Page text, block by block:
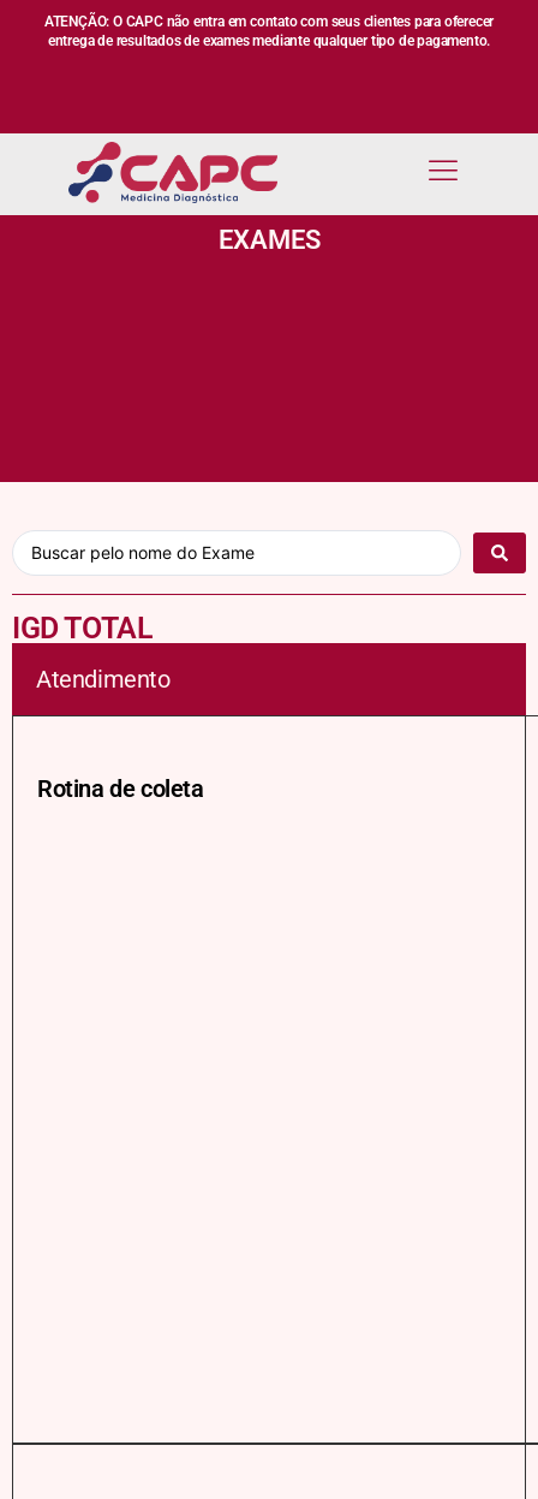
ATENÇÃO: O CAPC não entra em contato com seus clientes para oferecer
entrega de resultados de exames mediante qualquer tipo de pagamento.
EXAMES
IGD TOTAL
Atendimento
Rotina de coleta